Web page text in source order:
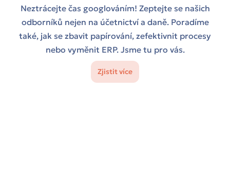
Neztrácejte čas googlováním! Zeptejte se našich
odborníků nejen na účetnictví a daně. Poradíme
také, jak se zbavit papírování, zefektivnit procesy
nebo vyměnit ERP. Jsme tu pro vás.
Zjistit více